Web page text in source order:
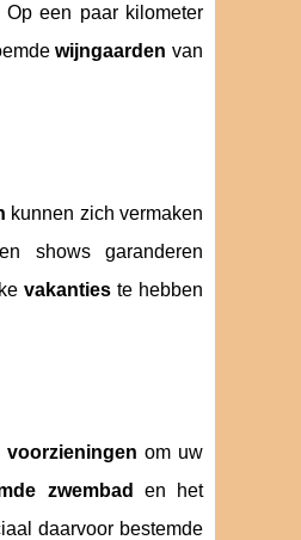
een paar kilometer
wijngaarden van
kunnen zich vermaken
shows garanderen
vakanties te hebben
voorzieningen om uw
zwembad
en het
daarvoor bestemde